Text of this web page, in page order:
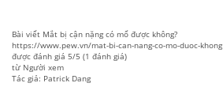
Bài viết Mắt bị cận nặng có mổ được không?
https://www.pew.vn/mat-bi-can-nang-co-mo-duoc-khong
được đánh giá 5/5 (1 đánh giá)
từ Người xem
Tác giả: Patrick Dang